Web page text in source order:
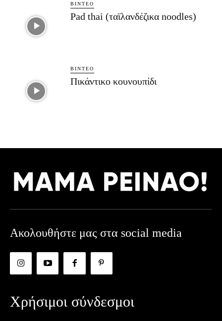
ΒΊΝΤΕΟ
Pad thai (ταϊλανδέζικα noodles)
ΒΊΝΤΕΟ
Πικάντικο κουνουπίδι
Ακολουθήστε μας στα social media
Χρήσιμοι σύνδεσμοι